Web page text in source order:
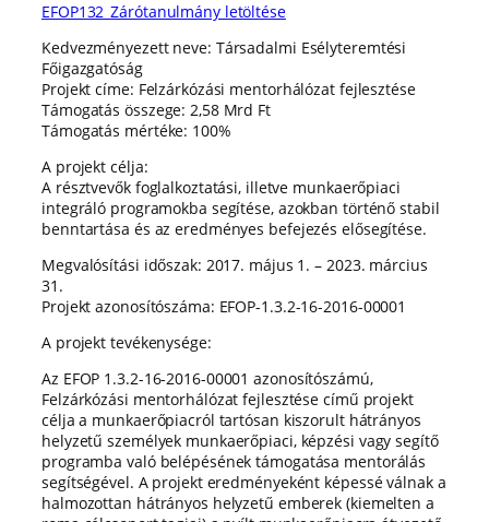
EFOP132_Zárótanulmány letöltése
Kedvezményezett neve: Társadalmi Esélyteremtési
Főigazgatóság
Projekt címe: Felzárkózási mentorhálózat fejlesztése
Támogatás összege: 2,58 Mrd Ft
Támogatás mértéke: 100%
A projekt célja:
A résztvevők foglalkoztatási, illetve munkaerőpiaci
integráló programokba segítése, azokban történő stabil
benntartása és az eredményes befejezés elősegítése.
Megvalósítási időszak: 2017. május 1. – 2023. március
31.
Projekt azonosítószáma: EFOP-1.3.2-16-2016-00001
A projekt tevékenysége:
Az EFOP 1.3.2-16-2016-00001 azonosítószámú,
Felzárkózási mentorhálózat fejlesztése című projekt
célja a munkaerőpiacról tartósan kiszorult hátrányos
helyzetű személyek munkaerőpiaci, képzési vagy segítő
programba való belépésének támogatása mentorálás
segítségével. A projekt eredményeként képessé válnak a
halmozottan hátrányos helyzetű emberek (kiemelten a